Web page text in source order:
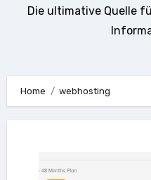
Die ultimative Quelle
Home webhosting